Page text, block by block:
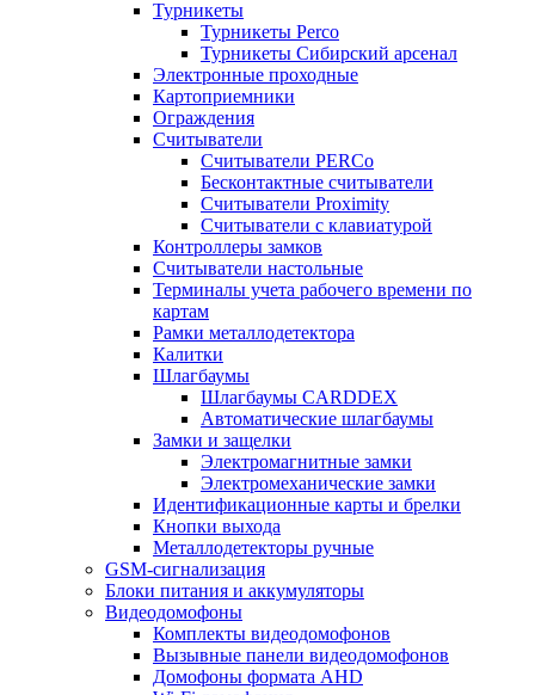
Турникеты
Турникеты Perco
Турникеты Сибирский арсенал
Электронные проходные
Картоприемники
Ограждения
Считыватели
Считыватели PERCo
Бесконтактные считыватели
Считыватели Proximity
Считыватели с клавиатурой
Контроллеры замков
Считыватели настольные
Терминалы учета рабочего времени по
картам
Рамки металлодетектора
Калитки
Шлагбаумы
Шлагбаумы CARDDEX
Автоматические шлагбаумы
Замки и защелки
Электромагнитные замки
Электромеханические замки
Идентификационные карты и брелки
Кнопки выхода
Металлодетекторы ручные
GSM-сигнализация
Блоки питания и аккумуляторы
Видеодомофоны
Комплекты видеодомофонов
Вызывные панели видеодомофонов
Домофоны формата AHD